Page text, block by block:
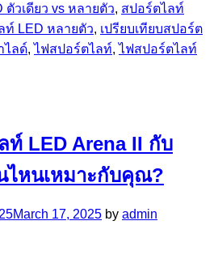
ตัวเดียว vs หลายตัว, สปอร์ตไลท์
ท์ LED หลายตัว, เปรียบเทียบสปอร์ต
ไลด์,ไฟสปอร์ตไลท์,ไฟสปอร์ตไลท์
ท์ LED Arena II กับ
ไหนเหมาะกับคุณ?
March 17, 2025 by admin